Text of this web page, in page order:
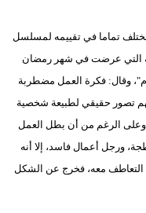
تماما في تقييمه لمسلسل
التي عرضت في شهر رمضان
وقال: فكرة العمل مضطربة
تصور حقيقي لطبيعة شخصية
وعلى الرغم من أن بطل العمل
ورجل أعمال فاسد، إلا أنه
معه، فخرج عن الشكل